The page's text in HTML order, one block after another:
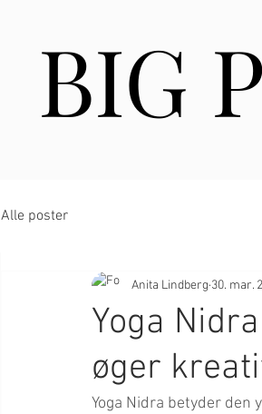
BIG
BIG
Alle poster
Yoga
øger
Anita Lindberg 30. mar.
Yoga Nidra betyder den